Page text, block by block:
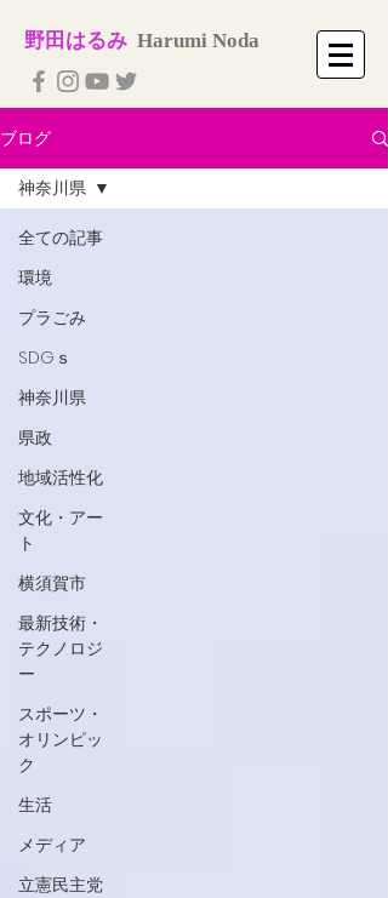
​野田はるみ Harumi No​da
ブログ
全ての記事
環境
プラごみ
SDGｓ
神奈川県
県政
地域活性化
文化・アー
ト
横須賀市
最新技術・
テクノロジ
ー
スポーツ・
オリンピッ
ク
生活
メディア
立憲民主党
神奈川県